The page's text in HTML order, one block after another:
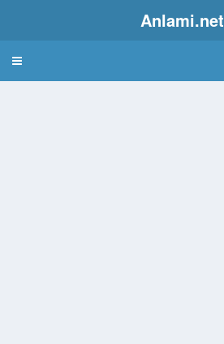
Anlami.net
Bulmaca